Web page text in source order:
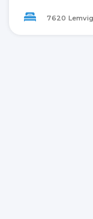
7620 Lemvig